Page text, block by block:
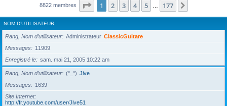
8822 membres Page 1sur177
1 2 3 4 5 177
NOM D’UTILISATEUR
Rang, Nom d’utilisateur Administrateur ClassicGuitare
Messages
11909
Enregistré le
sam. mai 21, 2005 10:22 am
Rang, Nom d’utilisateur (°_°) Jive
Messages
1639
Site Internet
http://fr.youtube.com/user/Jive51